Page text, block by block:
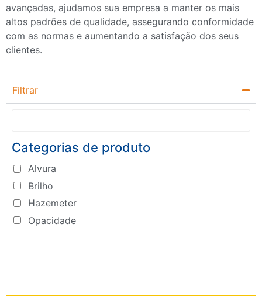
avançadas, ajudamos sua empresa a manter os mais
altos padrões de qualidade, assegurando conformidade
com as normas e aumentando a satisfação dos seus
clientes.
Filtrar
Categorias de produto
Alvura
Brilho
Hazemeter
Opacidade